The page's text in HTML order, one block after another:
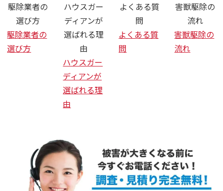
駆除業者の
選び方
駆除業者の
選び方
ハウスガー
ディアンが
選ばれる理
由
ハウスガー
ディアンが
選ばれる理
由
よくある質
問
よくある質
問
害獣駆除の
流れ
害獣駆除の
流れ